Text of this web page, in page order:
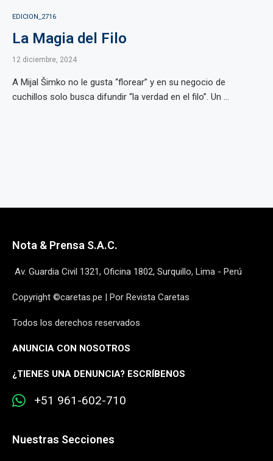
EDICION_2716
La Magia del Filo
12 diciembre, 2024
A Mijal Šimko no le gusta “florear” y en su negocio de
cuchillos solo busca difundir “la verdad en el filo”. Un ...
Nota & Prensa S.A.C.
Av. Guardia Civil 1321, Oficina 1802, Surquillo, Lima - Perú
Copyright ©caretas.pe | Por Revista Caretas
Todos los derechos reservados
ANUNCIA CON NOSOTROS
¿TIENES UNA DENUNCIA? ESCRÍBENOS
+51 961-602-710
Nuestras Secciones